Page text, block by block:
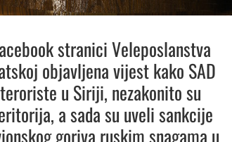
stranici Veleposlanstva
objavljena vijest kako SAD
u Siriji, nezakonito su
a sada su uveli sankcije
goriva ruskim snagama u